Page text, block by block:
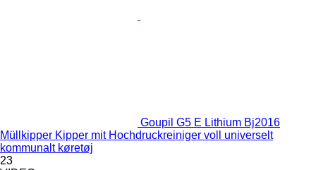
Goupil G5 E Lithium Bj2016
Müllkipper Kipper mit Hochdruckreiniger voll universelt
kommunalt køretøj
23